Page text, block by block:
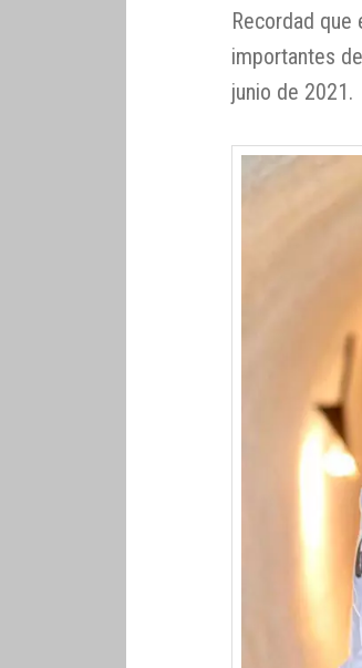
Recordad
importantes
junio de 2021.